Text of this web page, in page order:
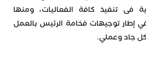
فى تنفيذ كافة الفعاليات، ومنها
في إطار توجيهات فخامة الرئيس بالعمل
جاد وعملي.